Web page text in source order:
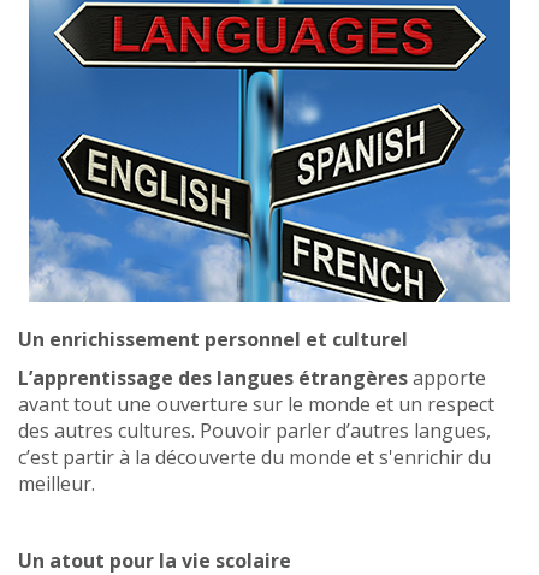
Un enrichissement personnel et culturel
L’apprentissage des langues étrangèresapporte
avant tout une ouverture sur le monde et un respect
des autres cultures. Pouvoir parler d’autres langues,
c’est partir à la découverte du monde et s'enrichir du
meilleur.
Un atout pour la vie scolaire